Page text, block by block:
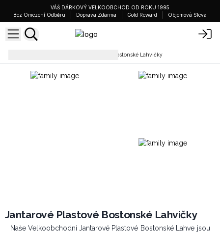
VÁŠ DÁRKOVÝ VELKOOBCHOD OD ROKU 1995
Bez Omezení Odběru
Doprava Zdarma Gold Reward Objemová Sleva
Jantarové Plastové Bostonské Lahvičky
Jantarové Plastové Bostonské Lahvičky
Naše Velkoobchodní Jantarové Plastové Bostonské Lahve jsou